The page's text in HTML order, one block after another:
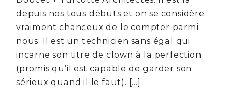
depuis nos tous débuts et on se considère
vraiment chanceux de le compter parmi
nous. Il est un technicien sans égal qui
incarne son titre de clown à la perfection
(promis qu’il est capable de garder son
sérieux quand il le faut). […]